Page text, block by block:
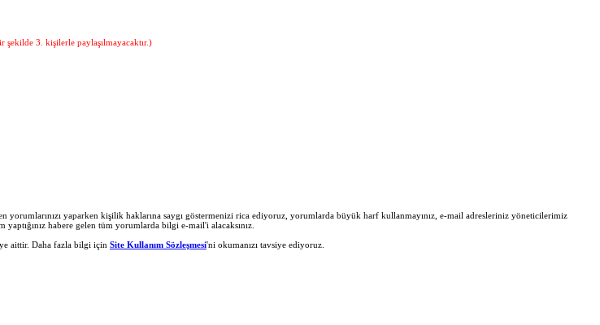
şekilde 3. kişilerle paylaşılmayacaktır.)
yaparken kişilik haklarına saygı göstermenizi rica ediyoruz, yorumlarda büyük harf kullanmayınız, e-mail adresleriniz yöneticilerimiz
habere gelen tüm yorumlarda bilgi e-mail'i alacaksınız.
aittir. Daha fazla bilgi için Site Kullanım Sözleşmesi'ni okumanızı tavsiye ediyoruz.